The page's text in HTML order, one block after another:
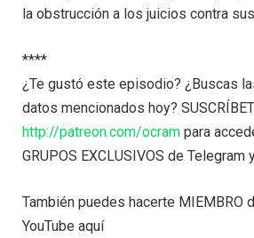
la obstrucción a los juicios contra
****
¿Te gustó este episodio? ¿Buscas
datos mencionados hoy?
http://patreon.com/ocram para
GRUPOS EXCLUSIVOS de Telegram
También puedes hacerte MIEMBRO
YouTube aquí